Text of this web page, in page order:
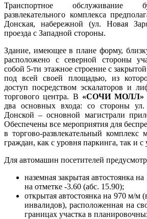
Транспортное обслуживание
развлекательного комплекса
Донская, набережной (ул. Новая
проезда с Западной стороны.
Здание, имеющее в плане форму,
расположено с северной стороны
собой 5-ти этажное строение с
под всей своей площадью, из
доступ посредством эскалаторов и
торгового центра. В «СОЧИ МОЛЛ»
два основных входа: со стороны
Донской – основной магистрали
Обеспечены все мероприятия для
в торгово-развлекательный комплекс
граждан, как с уровня паркинга, так и с
Для автомашин посетителей
наземная закрытая автостоянка
на отметке -3.60 (абс. 15.90);
открытая автостоянка на 970 м/м
инвалидов), расположенная на
границах участка в